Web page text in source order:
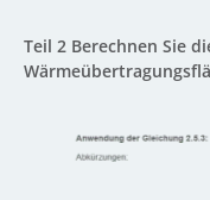
Teil 2 Berechnen Sie